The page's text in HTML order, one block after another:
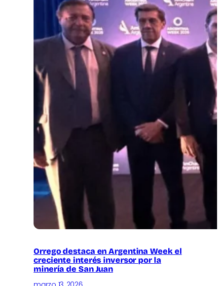
Orrego destaca en Argentina Week el
creciente interés inversor por la
minería de San Juan